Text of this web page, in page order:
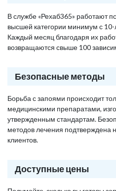
В службе «Рехаб365» работают
высшей категории минимум с
Каждый месяц благодаря их
возвращаются свыше 100
Безопасные методы
Борьба с запоями происходит
медицинскими препаратами,
утвержденным стандартам.
методов лечения подтверждена
клиентов.
Доступные цены